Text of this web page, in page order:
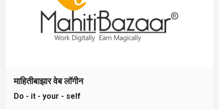
माहितीबाझार वेब लॉगीन
Do - it - your - self